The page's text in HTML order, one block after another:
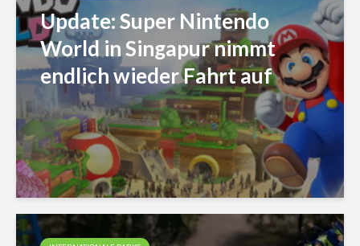
Update: Super Nintendo
World in Singapur nimmt
endlich wieder Fahrt auf